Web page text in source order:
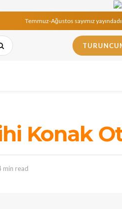
Temmuz-Ağustos sayımız
Konak
min read